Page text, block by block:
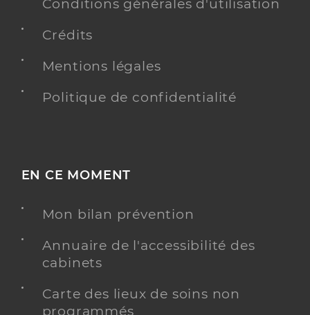
Conditions générales d'utilisation
Crédits
Mentions légales
Politique de confidentialité
EN CE MOMENT
Mon bilan prévention
Annuaire de l'accessibilité des
cabinets
Carte des lieux de soins non
programmés